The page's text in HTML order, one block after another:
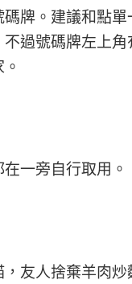
牌。建議和點
過號碼牌左上
一旁自行取用。
友人捨棄羊肉